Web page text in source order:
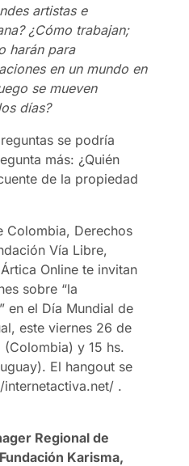
artistas e
¿Cómo trabajan;
harán para
en un mundo en
se mueven
días?
se podría
más: ¿Quién
de la propiedad
Colombia, Derechos
Vía Libre,
Online te invitan
sobre “la
en el Día Mundial de
este viernes 26 de
y 15 hs.
El hangout se
.
Regional de
Karisma,